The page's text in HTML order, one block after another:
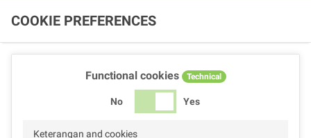
COOKIE PREFERENCES
Functional cookies Technical
No Yes
Keterangan and cookies